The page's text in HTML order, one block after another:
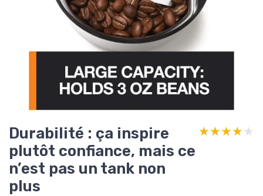
Durabilité : ça inspire
plutôt confiance, mais ce
n’est pas un tank non
plus
★★★★★
★★★★★